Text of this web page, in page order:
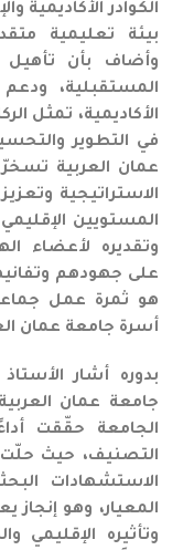
الكوادر الأكاديمية
بيئة تعليمية
وأضاف بأن تأهيل
المستقبلية،
الأكاديمية، تمثل
في التطوير
عمان العربية تسخرّ
الاستراتيجية
المستويين
وتقديره لأعضاء
على جهودهم
هو ثمرة عمل
أسرة جامعة عمان
بدوره أشار
جامعة عمان
الجامعة حقّقت
التصنيف، حيث حلّت
المعيار، وهو إنجاز